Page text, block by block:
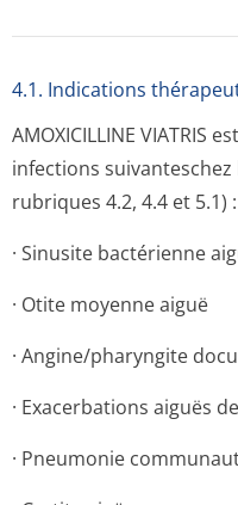
4.1. Indications
AMOXICILLINE VIATRIS
infections suivanteschez
rubriques 4.2, 4.4 et 5.1) :
· Sinusite bactérienne
· Otite moyenne aiguë
· Angine/pharyngite
· Exacerbations aiguës
· Pneumonie